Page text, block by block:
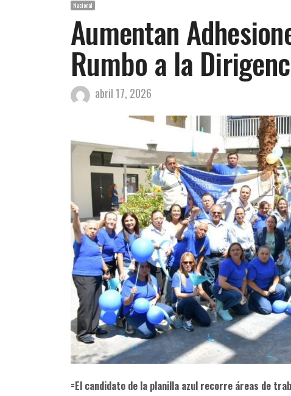
Nacional
Aumentan
Rumbo a la
abril 17, 2026
=El candidato de la planilla azul recorre áreas de